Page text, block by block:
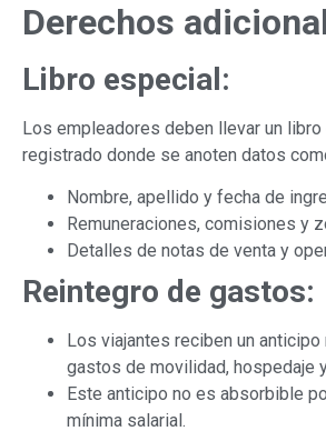
Derechos
Libro especial:
Los empleadores deben llevar un
registrado donde se anoten datos
Nombre, apellido y fecha de
Remuneraciones, comisiones y
Detalles de notas de venta y
Reintegro de gastos:
Los viajantes reciben un anticipo
gastos de movilidad, hospedaje
Este anticipo no es absorbible
mínima salarial.